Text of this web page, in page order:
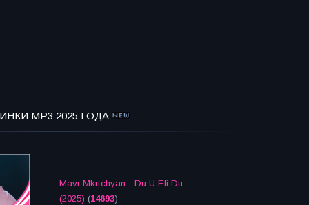
MP3 2025 ГОДА
Mavr Mkrtchyan - Du U Eli Du
(2025) (14693)